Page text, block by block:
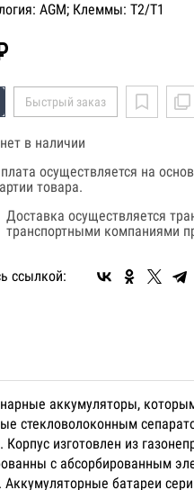
AGM; Клеммы: T2/T1
Быстрый заказ
нет в наличии
осуществляется на
товара.
Доставка осуществляется
транспортными компаниями
ссылкой:
аккумуляторы,
стекловолоконным
изготовлен из
с абсорбированным
батареи